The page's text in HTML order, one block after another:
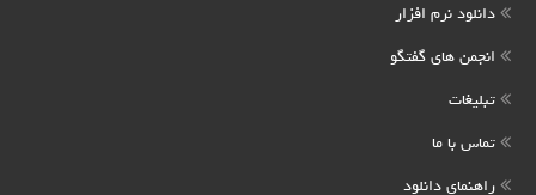
دانلود نرم افزار
انجمن های گفتگو
تبلیغات
تماس با ما
راهنمای دانلود